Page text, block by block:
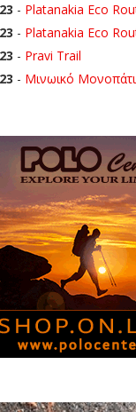
- Platanakia Eco
- Platanakia Eco
- Pravi Trail
- Μινωικό